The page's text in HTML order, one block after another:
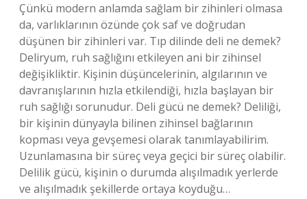
Çünkü modern anlamda sağlam bir zihinleri olmasa
da, varlıklarının özünde çok saf ve doğrudan
düşünen bir zihinleri var. Tıp dilinde deli ne demek?
Deliryum, ruh sağlığını etkileyen ani bir zihinsel
değişikliktir. Kişinin düşüncelerinin, algılarının ve
davranışlarının hızla etkilendiği, hızla başlayan bir
ruh sağlığı sorunudur. Deli gücü ne demek? Deliliği,
bir kişinin dünyayla bilinen zihinsel bağlarının
kopması veya gevşemesi olarak tanımlayabilirim.
Uzunlamasına bir süreç veya geçici bir süreç olabilir.
Delilik gücü, kişinin o durumda alışılmadık yerlerde
ve alışılmadık şekillerde ortaya koyduğu…